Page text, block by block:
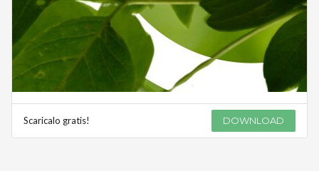
Scaricalo gratis! DOWNLOAD